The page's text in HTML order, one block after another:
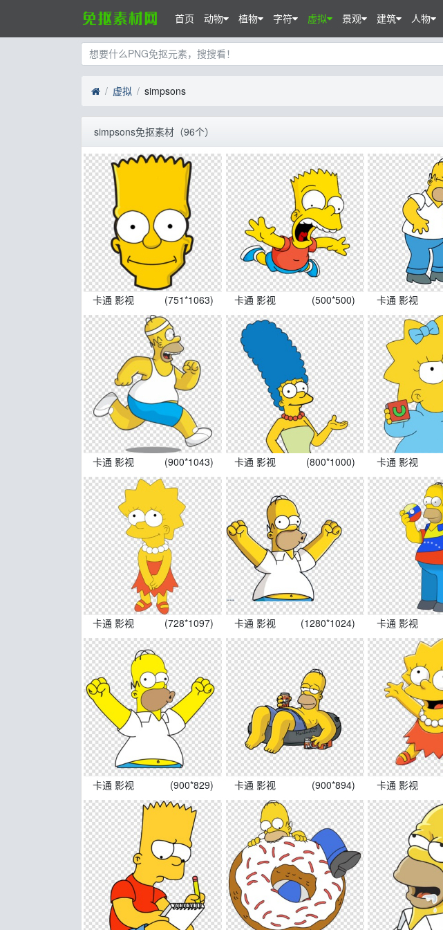
首页 动物 植物 字符 虚拟 景观 建筑 人物
虚拟 simpsons
simpsons免抠素材（96个）
卡通 影视 (751*1063) 卡通 影视 (500*500) 卡通 影视
卡通 影视 (900*1043) 卡通 影视 (800*1000) 卡通 影视
卡通 影视 (728*1097) 卡通 影视 (1280*1024) 卡通 影视
卡通 影视 (900*829) 卡通 影视 (900*894) 卡通 影视